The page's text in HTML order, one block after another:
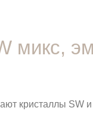
микс,
кристаллы SW